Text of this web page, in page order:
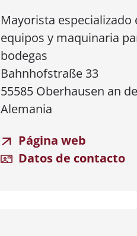
Mayorista especializado
equipos y maquinaria
bodegas
Bahnhofstraße 33
55585 Oberhausen an
Alemania
Página web
Datos de contacto